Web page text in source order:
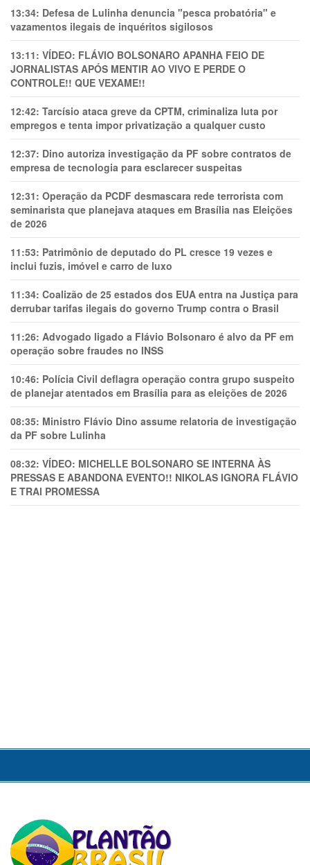
13:34: Defesa de Lulinha denuncia "pesca probatória" e
vazamentos ilegais de inquéritos sigilosos
13:11: VÍDEO: FLÁVIO BOLSONARO APANHA FEIO DE
JORNALISTAS APÓS MENTIR AO VIVO E PERDE O
CONTROLE!! QUE VEXAME!!
12:42: Tarcísio ataca greve da CPTM, criminaliza luta por
empregos e tenta impor privatização a qualquer custo
12:37: Dino autoriza investigação da PF sobre contratos de
empresa de tecnologia para esclarecer suspeitas
12:31: Operação da PCDF desmascara rede terrorista com
seminarista que planejava ataques em Brasília nas Eleições
de 2026
11:53: Patrimônio de deputado do PL cresce 19 vezes e
inclui fuzis, imóvel e carro de luxo
11:34: Coalizão de 25 estados dos EUA entra na Justiça para
derrubar tarifas ilegais do governo Trump contra o Brasil
11:26: Advogado ligado a Flávio Bolsonaro é alvo da PF em
operação sobre fraudes no INSS
10:46: Polícia Civil deflagra operação contra grupo suspeito
de planejar atentados em Brasília para as eleições de 2026
08:35: Ministro Flávio Dino assume relatoria de investigação
da PF sobre Lulinha
08:32: VÍDEO: MICHELLE BOLSONARO SE INTERNA ÀS
PRESSAS E ABANDONA EVENTO!! NIKOLAS IGNORA FLÁVIO
E TRAl PROMESSA